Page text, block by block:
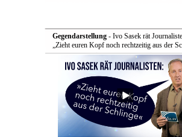
Gegendarstellung- Ivo Sasek rät
„Zieht euren Kopf noch rechtzeitig aus der